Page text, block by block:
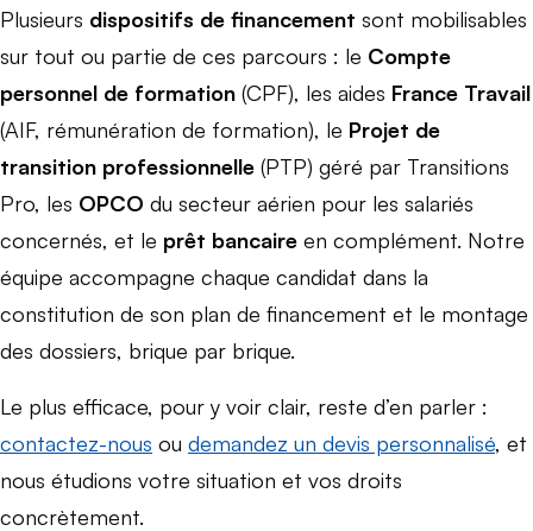
Plusieurs dispositifs de financement sont mobilisables
sur tout ou partie de ces parcours : le Compte
personnel de formation (CPF), les aides France Travail
(AIF, rémunération de formation), le Projet de
transition professionnelle (PTP) géré par Transitions
Pro, les OPCO du secteur aérien pour les salariés
concernés, et le prêt bancaire en complément. Notre
équipe accompagne chaque candidat dans la
constitution de son plan de financement et le montage
des dossiers, brique par brique.
Le plus efficace, pour y voir clair, reste d’en parler :
contactez-nous ou demandez un devis personnalisé, et
nous étudions votre situation et vos droits
concrètement.